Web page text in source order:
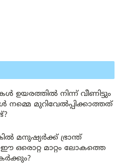
ഉയരത്തിൽ നിന്ന് വീണിട്ടും
നമ്മെ മുറിവേൽപ്പിക്കാത്തത്
മനുഷ്യർക്ക് ഭ്രാന്ത്
ഈ ഒരൊറ്റ മാറ്റം ലോകത്തെ